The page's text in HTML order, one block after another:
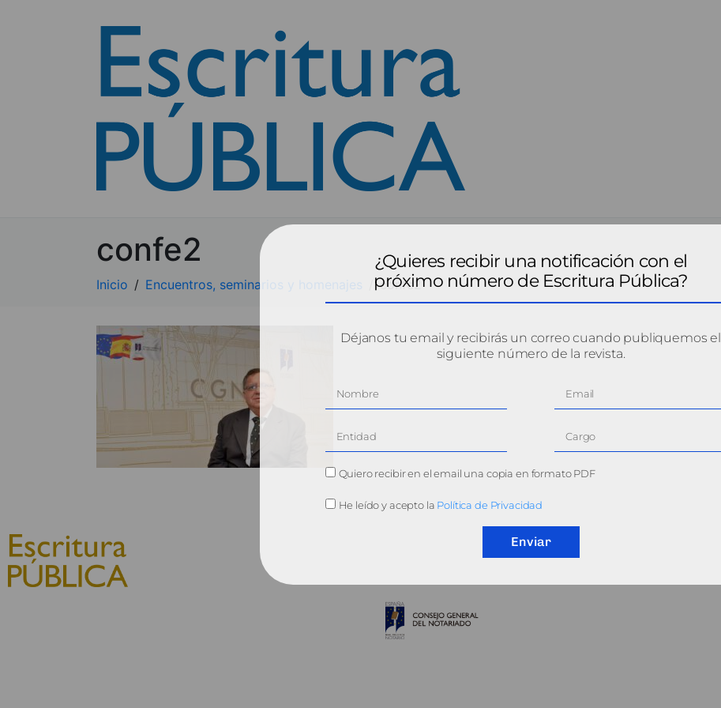
confe2
Inicio Encuentros, seminarios y homenajes confe2
¿Quieres recibir una notificación con el
próximo número de Escritura Pública?
Déjanos tu email y recibirás un correo cuando publiquemos el
siguiente número de la revista.
Quiero recibir en el email una copia en formato PDF
He leído y acepto la Política de Privacidad
Enviar